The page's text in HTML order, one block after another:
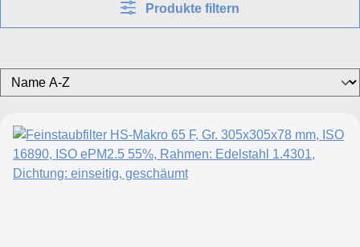
Produkte filtern